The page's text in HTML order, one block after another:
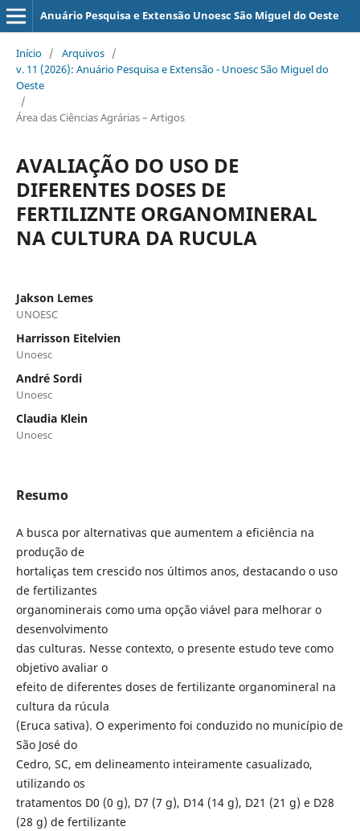
Anuário Pesquisa e Extensão Unoesc São Miguel do Oeste
Início / Arquivos /
v. 11 (2026): Anuário Pesquisa e Extensão - Unoesc São Miguel do
Oeste
/
Área das Ciências Agrárias – Artigos
AVALIAÇÃO DO USO DE
DIFERENTES DOSES DE
FERTILIZNTE ORGANOMINERAL
NA CULTURA DA RUCULA
Jakson Lemes
UNOESC
Harrisson Eitelvien
Unoesc
André Sordi
Unoesc
Claudia Klein
Unoesc
Resumo
A busca por alternativas que aumentem a eficiência na
produção de
hortaliças tem crescido nos últimos anos, destacando o uso
de fertilizantes
organominerais como uma opção viável para melhorar o
desenvolvimento
das culturas. Nesse contexto, o presente estudo teve como
objetivo avaliar o
efeito de diferentes doses de fertilizante organomineral na
cultura da rúcula
(Eruca sativa). O experimento foi conduzido no município de
São José do
Cedro, SC, em delineamento inteiramente casualizado,
utilizando os
tratamentos D0 (0 g), D7 (7 g), D14 (14 g), D21 (21 g) e D28
(28 g) de fertilizante